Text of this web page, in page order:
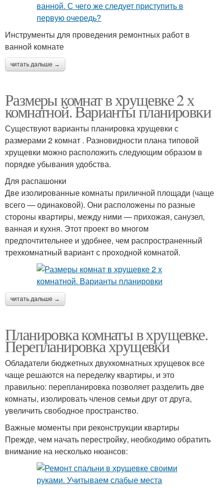
Инструменты для проведения ремонтных работ в
ванной комнате
читать дальше →
Размеры комнат в хрущевке 2 х
комнатной. Варианты планировки
Существуют варианты планировка хрущевки с
размерами 2 комнат . Разновидности плана типовой
хрущевки можно расположить следующим образом в
порядке убывания удобства.
Для распашонки
Две изолированные комнаты приличной площади (чаще
всего — одинаковой). Они расположены по разные
стороны квартиры, между ними — прихожая, санузел,
ванная и кухня. Этот проект во многом
предпочтительнее и удобнее, чем распространенный
трехкомнатный вариант с проходной комнатой.
читать дальше →
Планировка комнаты в хрущевке.
Перепланировка хрущевки
Обладатели бюджетных двухкомнатных хрущевок все
чаще решаются на переделку квартиры, и это
правильно: перепланировка позволяет разделить две
комнаты, изолировать членов семьи друг от друга,
увеличить свободное пространство.
Важные моменты при реконструкции квартиры
Прежде, чем начать перестройку, необходимо обратить
внимание на несколько нюансов: